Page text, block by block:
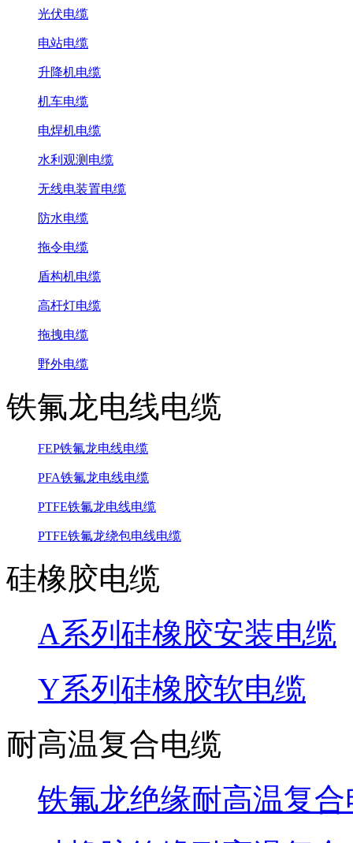
光伏电缆
电站电缆
升降机电缆
机车电缆
电焊机电缆
水利观测电缆
无线电装置电缆
防水电缆
拖令电缆
盾构机电缆
高杆灯电缆
拖拽电缆
野外电缆
铁氟龙电线电缆
FEP铁氟龙电线电缆
PFA铁氟龙电线电缆
PTFE铁氟龙电线电缆
PTFE铁氟龙绕包电线电缆
硅橡胶电缆
A系列硅橡胶安装电缆
Y系列硅橡胶软电缆
耐高温复合电缆
铁氟龙绝缘耐高温复合